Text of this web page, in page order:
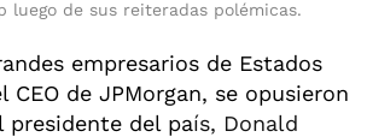
luego de sus reiteradas polémicas.
empresarios de Estados
CEO de JPMorgan, se opusieron
del país, Donald